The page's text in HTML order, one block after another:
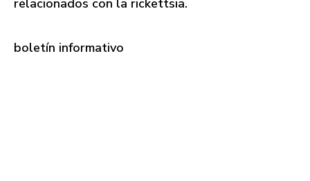
relacionados con la rickettsia.
boletín informativo